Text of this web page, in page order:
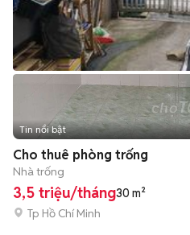
Tin nổi bật
Cho thuê phòng trống
Nhà trống
3,5 triệu/tháng30 m²
Tp Hồ Chí Minh